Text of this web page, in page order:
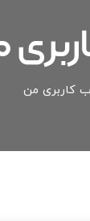
کاربری من